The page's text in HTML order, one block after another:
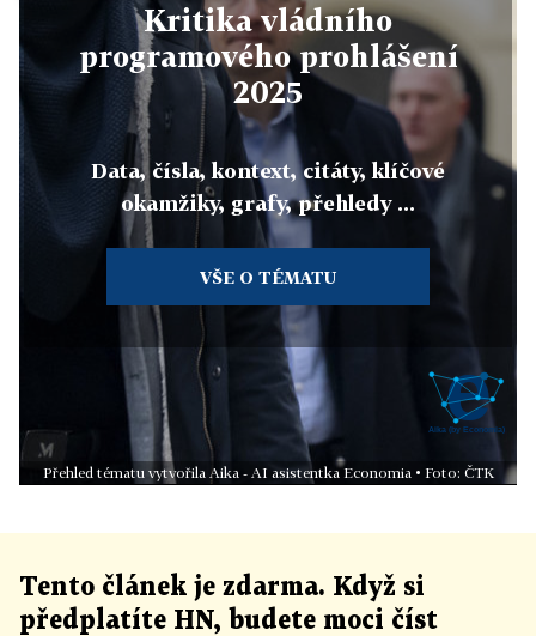
Kritika vládního
programového prohlášení
2025
Data, čísla, kontext, citáty, klíčové
okamžiky, grafy, přehledy ...
VŠE O TÉMATU
Přehled tématu vytvořila Aika - AI asistentka Economia • Foto: ČTK
Tento článek je zdarma. Když si
předplatíte HN, budete moci číst